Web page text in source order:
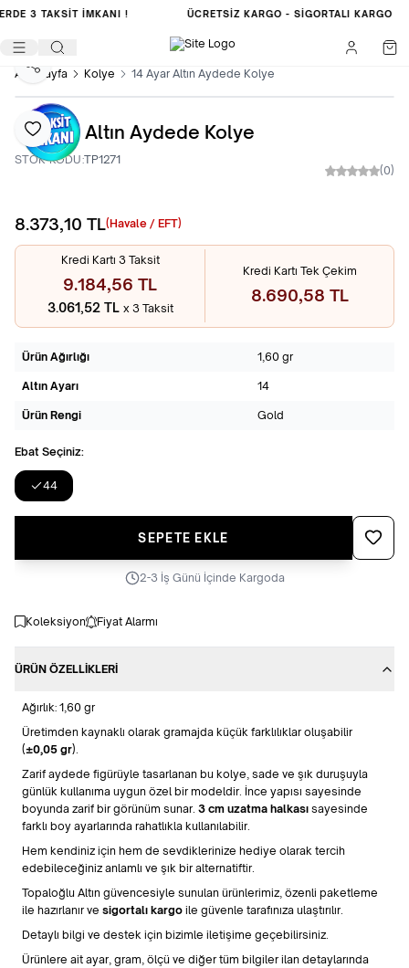
3 TAKSİT İMKANI ! ÜCRETSIZ KARGO - SIGORTALI KARGO
Ana Sayfa Kolye 14 Ayar Altın Aydede Kolye
Favoriye Ekle
Paylaş
14 Ayar Altın Aydede Kolye
STOK KODU:TP1271
(0)
8.373,10 TL(Havale / EFT)
Kredi Kartı 3 Taksit
9.184,56 TL
3.061,52 TL x 3 Taksit
Kredi Kartı Tek Çekim
8.690,58 TL
Ürün Ağırlığı 1,60 gr
Altın Ayarı 14
Ürün Rengi Gold
Ebat Seçiniz:
44
SEPETE EKLE
2-3 İş Günü İçinde Kargoda
Koleksiyon Fiyat Alarmı
ÜRÜN ÖZELLIKLERI
Ağırlık: 1,60 gr
Üretimden kaynaklı olarak gramajda küçük farklılıklar oluşabilir
(±0,05 gr).
Zarif aydede figürüyle tasarlanan bu kolye, sade ve şık duruşuyla
günlük kullanıma uygun özel bir modeldir. İnce yapısı sayesinde
boyunda zarif bir görünüm sunar. 3 cm uzatma halkası sayesinde
farklı boy ayarlarında rahatlıkla kullanılabilir.
Hem kendiniz için hem de sevdiklerinize hediye olarak tercih
edebileceğiniz anlamlı ve şık bir alternatiftir.
Topaloğlu Altın güvencesiyle sunulan ürünlerimiz, özenli paketleme
ile hazırlanır ve sigortalı kargo ile güvenle tarafınıza ulaştırılır.
Detaylı bilgi ve destek için bizimle iletişime geçebilirsiniz.
Ürünlere ait ayar, gram, ölçü ve diğer tüm bilgiler ilan detaylarında